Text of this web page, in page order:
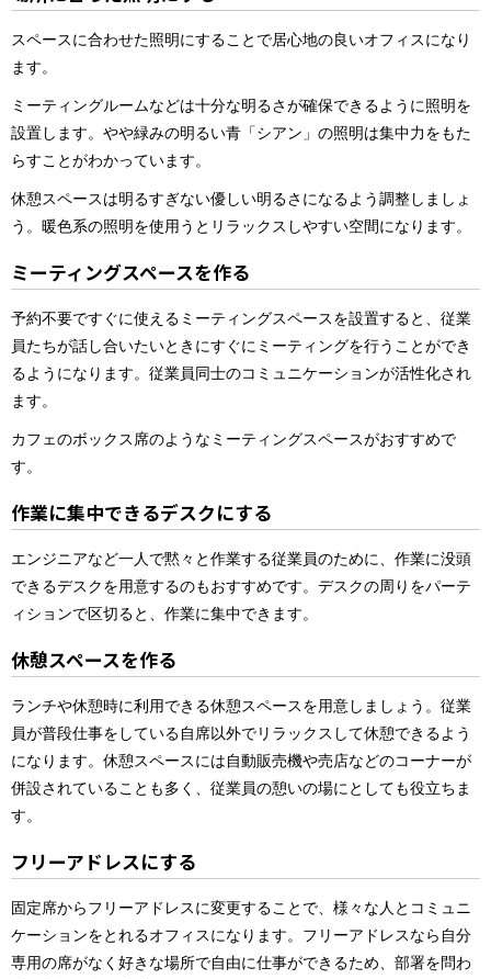
スペースに合わせた照明にすることで居心地の良いオフィスになり
ます。
ミーティングルームなどは十分な明るさが確保できるように照明を
設置します。やや緑みの明るい青「シアン」の照明は集中力をもた
らすことがわかっています。
休憩スペースは明るすぎない優しい明るさになるよう調整しましょ
う。暖色系の照明を使用うとリラックスしやすい空間になります。
ミーティングスペースを作る
予約不要ですぐに使えるミーティングスペースを設置すると、従業
員たちが話し合いたいときにすぐにミーティングを行うことができ
るようになります。従業員同士のコミュニケーションが活性化され
ます。
カフェのボックス席のようなミーティングスペースがおすすめで
す。
作業に集中できるデスクにする
エンジニアなど一人で黙々と作業する従業員のために、作業に没頭
できるデスクを用意するのもおすすめです。デスクの周りをパーテ
ィションで区切ると、作業に集中できます。
休憩スペースを作る
ランチや休憩時に利用できる休憩スペースを用意しましょう。従業
員が普段仕事をしている自席以外でリラックスして休憩できるよう
になります。休憩スペースには自動販売機や売店などのコーナーが
併設されていることも多く、従業員の憩いの場にとしても役立ちま
す。
フリーアドレスにする
固定席からフリーアドレスに変更することで、様々な人とコミュニ
ケーションをとれるオフィスになります。フリーアドレスなら自分
専用の席がなく好きな場所で自由に仕事ができるため、部署を問わ